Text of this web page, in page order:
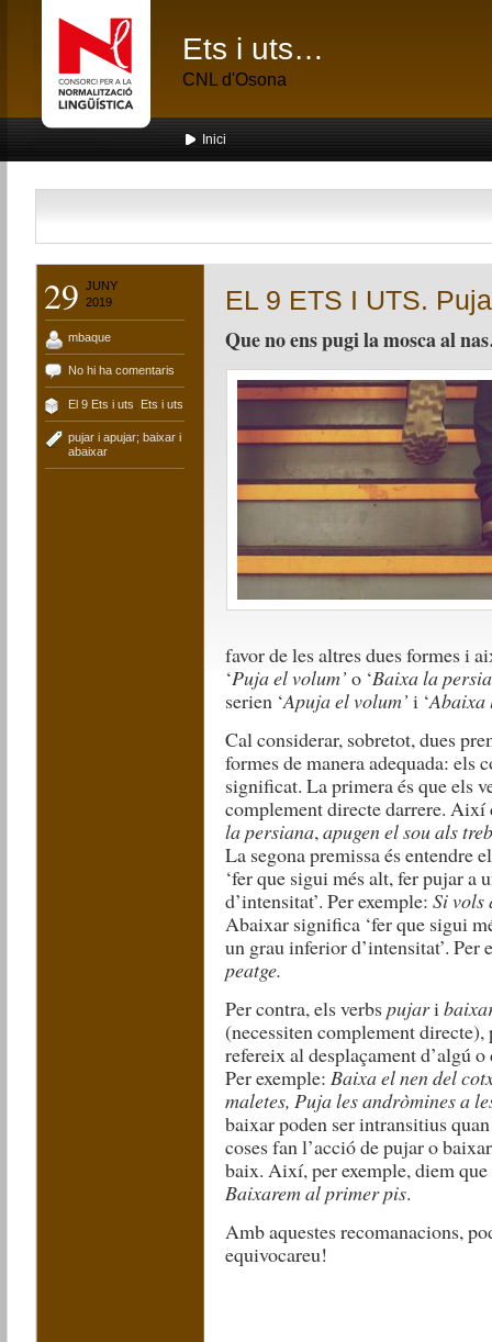
Ets i uts…
CNL d'Osona
Inici
29
JUNY
2019
mbaque
No hi ha comentaris
El 9 Ets i uts Ets i uts
pujar i apujar; baixar i
abaixar
EL 9 ETS I UTS.
Que no ens pugi la mosca al
favor de les altres dues formes i
‘Puja el volum’o ‘Baixa la
serien ‘Apuja el volum’i ‘Abaixa
Cal considerar, sobretot, dues
formes de manera adequada: els
significat. La primera és que els
complement directe darrere.
la persiana,apugen el sou als
La segona premissa és entendre
‘fer que sigui més alt, fer pujar a
d’intensitat’. Per exemple:Si vols
Abaixar significa ‘fer que sigui
un grau inferior d’intensitat’. Per
peatge.
Per contra, els verbspujari
(necessiten complement
refereix al desplaçament d’algú
Per exemple:Baixa el nen del
maletes, Puja les andròmines a
baixar poden ser intransitius
coses fan l’acció de pujar o
baix. Així, per exemple, diem que
Baixarem al primer pis.
Amb aquestes recomanacions,
equivocareu!